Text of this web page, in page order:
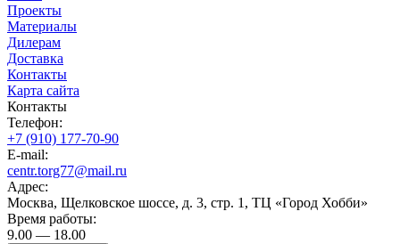
Проекты
Материалы
Дилерам
Доставка
Контакты
Карта сайта
Контакты
Телефон:
+7 (910) 177-70-90
E-mail:
centr.torg77@mail.ru
Адрес:
Москва, Щелковское шоссе, д. 3, стр. 1, ТЦ «Город Хобби»
Время работы:
9.00 — 18.00